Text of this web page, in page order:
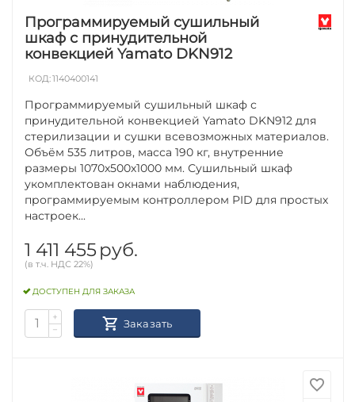
Программируемый сушильный
шкаф с принудительной
конвекцией Yamato DKN912
КОД:1140400141
Программируемый сушильный шкаф с
принудительной конвекцией Yamato DKN912 для
стерилизации и сушки всевозможных материалов.
Объём 535 литров, масса 190 кг, внутренние
размеры 1070х500х1000 мм. Сушильный шкаф
укомплектован окнами наблюдения,
программируемым контроллером PID для простых
настроек...
1 411 455 руб.
(в т.ч. НДС 22%)
ДОСТУПЕН ДЛЯ ЗАКАЗА
+
−
Заказать